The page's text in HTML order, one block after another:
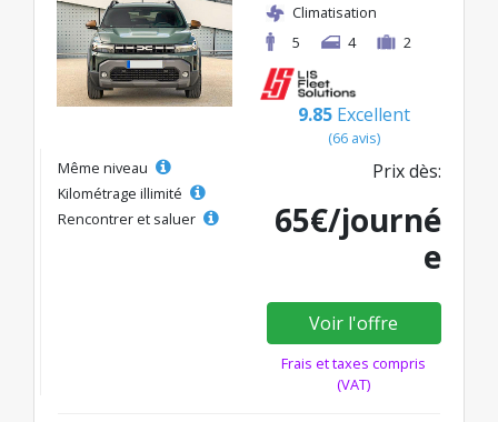
Climatisation
5
4 2
9.85 Excellent
(66 avis)
Même niveau
Kilométrage illimité
Rencontrer et saluer
Prix dès:
65€/journé
e
Voir l'offre
Frais et taxes compris
(VAT)